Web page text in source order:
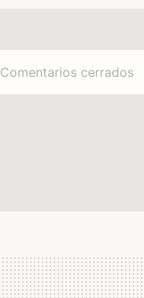
Comentarios cerrados